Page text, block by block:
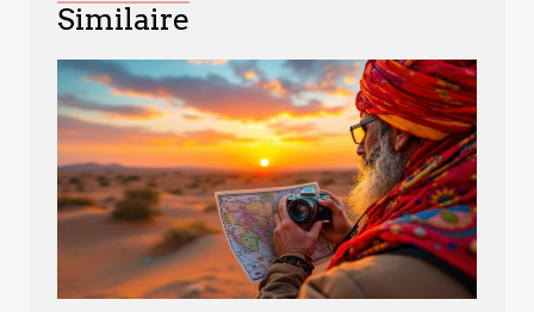
Similaire